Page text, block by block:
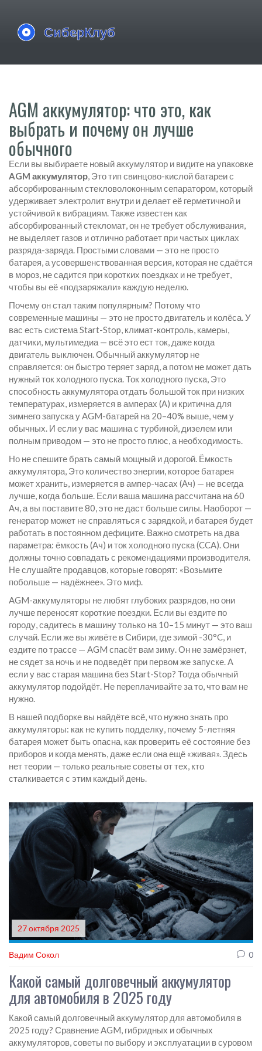
AGM аккумулятор: что это, как
выбрать и почему он лучше
обычного
Если вы выбираете новый аккумулятор и видите на упаковке
AGM аккумулятор, Это тип свинцово-кислой батареи с
абсорбированным стекловолоконным сепаратором, который
удерживает электролит внутри и делает её герметичной и
устойчивой к вибрациям. Также известен как
абсорбированный стекломат, он не требует обслуживания,
не выделяет газов и отлично работает при частых циклах
разряда-заряда. Простыми словами — это не просто
батарея, а усовершенствованная версия, которая не сдаётся
в мороз, не садится при коротких поездках и не требует,
чтобы вы её «подзаряжали» каждую неделю.
Почему он стал таким популярным? Потому что
современные машины — это не просто двигатель и колёса. У
вас есть система Start-Stop, климат-контроль, камеры,
датчики, мультимедиа — всё это ест ток, даже когда
двигатель выключен. Обычный аккумулятор не
справляется: он быстро теряет заряд, а потом не может дать
нужный ток холодного пуска.Ток холодного пуска, Это
способность аккумулятора отдать большой ток при низких
температурах, измеряется в амперах (А) и критична для
зимнего запускау AGM-батарей на 20–40% выше, чем у
обычных. И если у вас машина с турбиной, дизелем или
полным приводом — это не просто плюс, а необходимость.
Но не спешите брать самый мощный и дорогой. Ёмкость
аккумулятора, Это количество энергии, которое батарея
может хранить, измеряется в ампер-часах (Ач) — не всегда
лучше, когда больше. Если ваша машина рассчитана на 60
Ач, а вы поставите 80, это не даст больше силы. Наоборот —
генератор может не справляться с зарядкой, и батарея будет
работать в постоянном дефиците. Важно смотреть на два
параметра: ёмкость (Ач) и ток холодного пуска (CCA). Они
должны точно совпадать с рекомендациями производителя.
Не слушайте продавцов, которые говорят: «Возьмите
побольше — надёжнее». Это миф.
AGM-аккумуляторы не любят глубоких разрядов, но они
лучше переносят короткие поездки. Если вы ездите по
городу, садитесь в машину только на 10–15 минут — это ваш
случай. Если же вы живёте в Сибири, где зимой -30°C, и
ездите по трассе — AGM спасёт вам зиму. Он не замёрзнет,
не сядет за ночь и не подведёт при первом же запуске. А
если у вас старая машина без Start-Stop? Тогда обычный
аккумулятор подойдёт. Не переплачивайте за то, что вам не
нужно.
В нашей подборке вы найдёте всё, что нужно знать про
аккумуляторы: как не купить подделку, почему 5-летняя
батарея может быть опасна, как проверить её состояние без
приборов и когда менять, даже если она ещё «живая». Здесь
нет теории — только реальные советы от тех, кто
сталкивается с этим каждый день.
27 октября 2025
Вадим Сокол 0
Какой самый долговечный аккумулятор
для автомобиля в 2025 году
Какой самый долговечный аккумулятор для автомобиля в
2025 году? Сравнение AGM, гибридных и обычных
аккумуляторов, советы по выбору и эксплуатации в суровом